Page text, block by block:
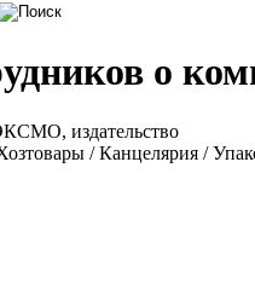
о
издательство
/ Канцелярия /